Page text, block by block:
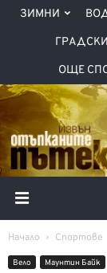
ЗИМНИ
ГРАДСКИ
ОЩЕ
Начало Спортове
Вело Маунтин Байк